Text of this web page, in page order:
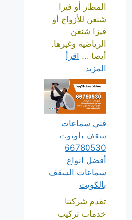
المطار أو فيزا
شنغن للأزواج أو
فيزا شنغن
الرياضية وغيرها.
أيضا ... اقرأ
المزيد
فني سماعات
سقف بلوتوث
66780530
أفضل انواع
سماعات السقف
بالكويت
تقدم شركتنا
خدمات تركيب